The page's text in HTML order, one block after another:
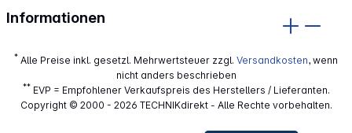
Informationen
* Alle Preise inkl. gesetzl. Mehrwertsteuer zzgl. Versandkosten, wenn
nicht anders beschrieben
**EVP = Empfohlener Verkaufspreis des Herstellers / Lieferanten.
Copyright © 2000 - 2026 TECHNIKdirekt - Alle Rechte vorbehalten.